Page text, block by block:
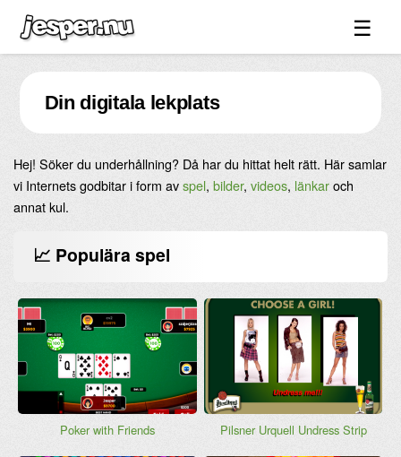
☰
Spel ↓
Bilder ↓
Forum ↓
Länkar
Videos
Din digitala lekplats
Hej! Söker du underhållning? Då har du hittat helt rätt. Här samlar
vi Internets godbitar i form avspel, bilder, videos, länkaroch
annat kul.
📈 Populära spel
Poker with Friends Pilsner Urquell Undress Strip